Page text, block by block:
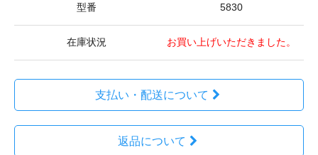
型番 5830
在庫状況 お買い上げいただきました。
支払い・配送について
返品について